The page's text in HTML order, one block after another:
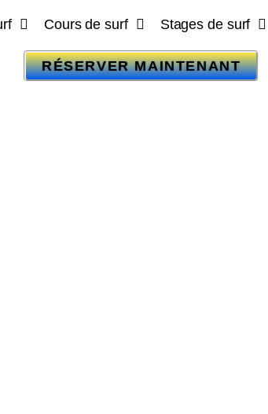
Cours de surf Stages de surf
RÉSERVER MAINTENANT